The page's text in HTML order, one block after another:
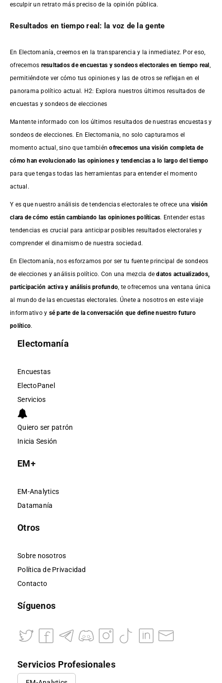
esculpir un retrato más preciso de la opinión pública.
Resultados en tiempo real: la voz de la gente
En Electomanía, creemos en la transparencia y la inmediatez. Por eso,
ofrecemos resultados deencuestas y sondeos electorales en tiempo real
permitiéndote ver cómo tus opiniones y las de otros se reflejan en el
panorama político actual. H2: Explora nuestros últimos resultados de
encuestas y sondeos de elecciones
Mantente informado con los últimos resultados de nuestras encuestasy
sondeos de elecciones. En Electomania, no solo capturamos el
momento actual, sino que tambiénofrecemos una visión completa de
cómo han evolucionado las opiniones y tendencias a lo largo del tiempo
para que tengas todas las herramientas para entender el momento
actual.
Y es que nuestro análisis de tendencias electorales te ofrece una visión
clara de cómo están cambiando las opiniones políticas. Entender estas
tendencias es crucial para anticipar posibles resultados electorales y
comprender el dinamismo de nuestra sociedad.
En Electomanía, nos esforzamos por ser tu fuente principal de sondeos
de elecciones y análisis político. Con una mezcla dedatos actualizados,
participación activa y análisis profundo , te ofrecemos una ventana única
al mundo de las encuestas electorales. Únete a nosotros en este viaje
informativo y sé parte de la conversación que define nuestro futuro
político.
Electomanía
Encuestas
ElectoPanel
Servicios
Quiero ser patrón
Inicia Sesión
EM+
EM-Analytics
Datamanía
Otros
Sobre nosotros
Política de Privacidad
Contacto
Síguenos
Servicios Profesionales